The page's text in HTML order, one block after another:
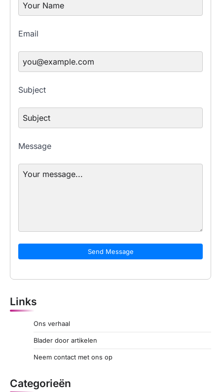
Email
Subject
Message
Send Message
Links
Ons verhaal
Blader door artikelen
Neem contact met ons op
Categorieën